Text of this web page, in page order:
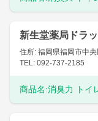
新生堂薬局ドラ
住所: 福岡県福岡市中
TEL: 092-737-2185
商品名:消臭力 トイ